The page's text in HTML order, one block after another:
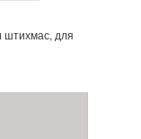
штихмас, для